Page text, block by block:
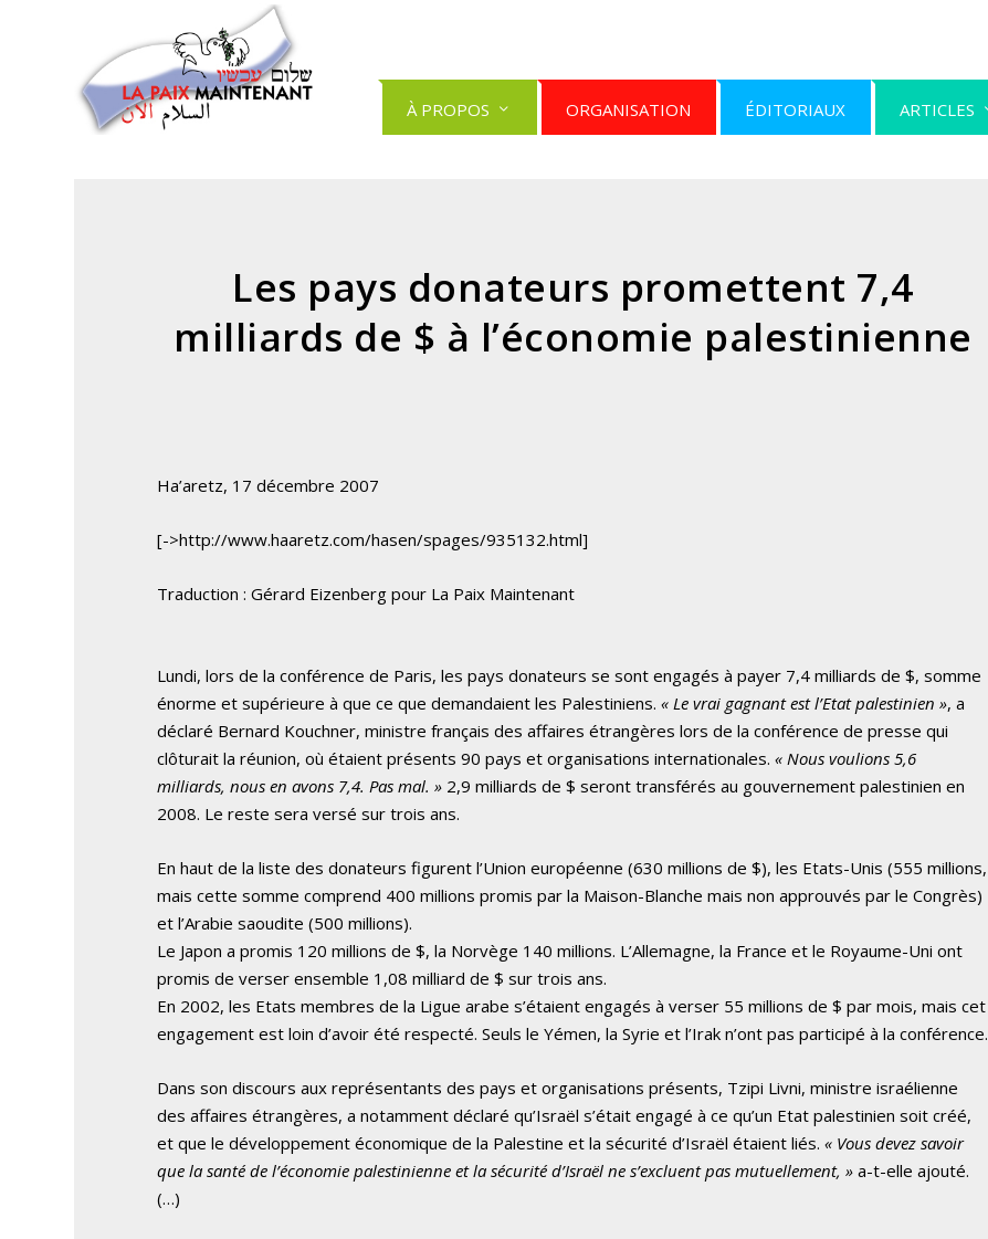
À PROPOS ORGANISATION ÉDITORIAUX ARTICLES
Les pays donateurs promettent 7,4
milliards de $ à l’économie palestinienne
Ha’aretz, 17 décembre 2007
[->http://www.haaretz.com/hasen/spages/935132.html]
Traduction : Gérard Eizenberg pour La Paix Maintenant
Lundi, lors de la conférence de Paris, les pays donateurs se sont engagés à payer 7,4 milliards de $, somme
énorme et supérieure à que ce que demandaient les Palestiniens.« Le vrai gagnant est l’Etat palestinien », a
déclaré Bernard Kouchner, ministre français des affaires étrangères lors de la conférence de presse qui
clôturait la réunion, où étaient présents 90 pays et organisations internationales.« Nous voulions 5,6
milliards, nous en avons 7,4. Pas mal. » 2,9 milliards de $ seront transférés au gouvernement palestinien en
2008. Le reste sera versé sur trois ans.
En haut de la liste des donateurs figurent l’Union européenne (630 millions de $), les Etats-Unis (555 millions,
mais cette somme comprend 400 millions promis par la Maison-Blanche mais non approuvés par le Congrès)
et l’Arabie saoudite (500 millions).
Le Japon a promis 120 millions de $, la Norvège 140 millions. L’Allemagne, la France et le Royaume-Uni ont
promis de verser ensemble 1,08 milliard de $ sur trois ans.
En 2002, les Etats membres de la Ligue arabe s’étaient engagés à verser 55 millions de $ par mois, mais cet
engagement est loin d’avoir été respecté. Seuls le Yémen, la Syrie et l’Irak n’ont pas participé à la conférence.
Dans son discours aux représentants des pays et organisations présents, Tzipi Livni, ministre israélienne
des affaires étrangères, a notamment déclaré qu’Israël s’était engagé à ce qu’un Etat palestinien soit créé,
et que le développement économique de la Palestine et la sécurité d’Israël étaient liés.« Vous devez savoir
que la santé de l’économie palestinienne et la sécurité d’Israël ne s’excluent pas mutuellement, » a-t-elle ajouté.
(…)